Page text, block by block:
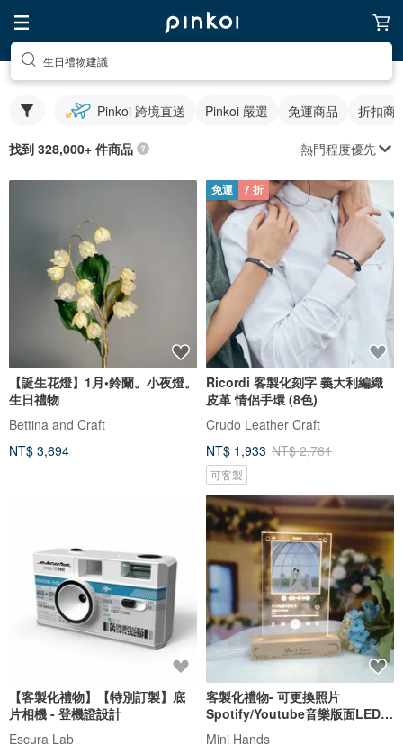
生日禮物建議
Pinkoi 跨境直送 Pinkoi 嚴選 免運商品 折扣商
找到 328,000+ 件商品 熱門程度優先
【誕生花燈】1月•鈴蘭。小夜燈。
生日禮物
Bettina and Craft
NT$ 3,694
免運 7 折
Ricordi 客製化刻字 義大利編織
皮革 情侶手環 (8色)
Crudo Leather Craft
NT$ 1,933 NT$ 2,761
可客製
【客製化禮物】【特別訂製】底
片相機 - 登機證設計
Escura Lab
客製化禮物- 可更換照片
Spotify/Youtube音樂版面LED
發光相架
Mini Hands